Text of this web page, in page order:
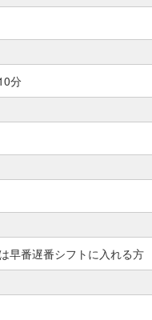
分
早番遅番シフトに入れる方